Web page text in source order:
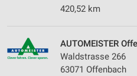
420,52 km
AUTOMEISTER
Waldstrasse 266
63071 Offenbach
Partnerliste anzeigen (1 IAB-
IAB-Verarbeitungszwecke:
Speichern von oder Zugriff auf
auf einem Endgerät